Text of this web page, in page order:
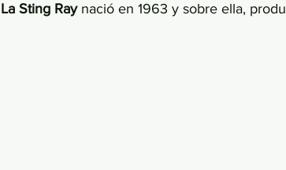
La Sting Ray nació en 1963 y sobre ella,